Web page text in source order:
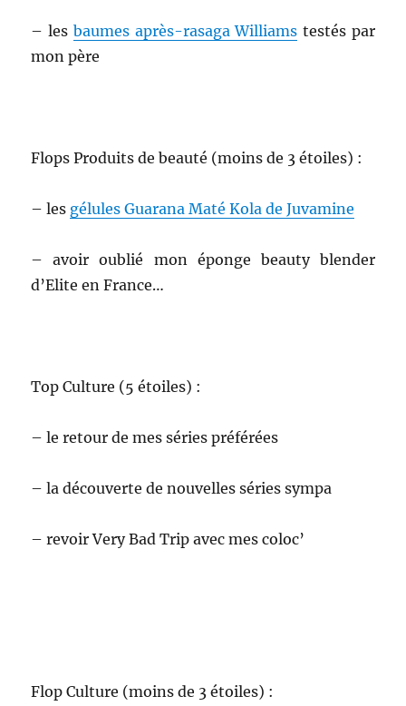
– les baumes après-rasaga Williams testés par
mon père
Flops Produits de beauté (moins de 3 étoiles) :
– les gélules Guarana Maté Kola de Juvamine
– avoir oublié mon éponge beauty blender
d’Elite en France…
Top Culture (5 étoiles) :
– le retour de mes séries préférées
– la découverte de nouvelles séries sympa
– revoir Very Bad Trip avec mes coloc’
Flop Culture (moins de 3 étoiles) :